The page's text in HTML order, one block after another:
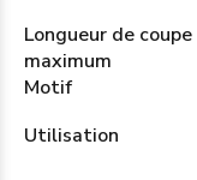
Longueur de coupe
maximum
Motif
Utilisation